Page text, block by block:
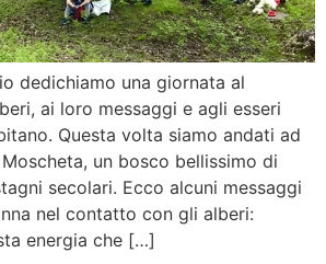
dedichiamo una giornata al
ai loro messaggi e agli esseri
Questa volta siamo andati ad
un bosco bellissimo di
secolari. Ecco alcuni messaggi
nel contatto con gli alberi:
energia che […]